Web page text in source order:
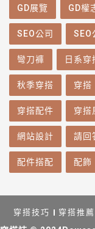
GD展覽 GD權
SEO公司 SEO
彎刀褲 日系穿
秋季穿搭 穿搭
穿搭配件 穿搭
網站設計 請回
配件搭配 配飾
穿搭技巧 穿搭推薦